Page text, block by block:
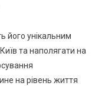
його унікальним
та наполягати на
на рівень життя